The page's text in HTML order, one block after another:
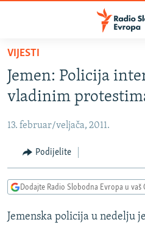
Pređite
glavni
sadržaj
na
navigaciju
Pređite
na
BOSNA I HERCEGOVINA
KOSOVO
CRNA GORA
VIDEO
FOTOGALERIJE
PODCASTI
RAT U UKRAJINI
VIJESTI
Jemen: Policija
vladinim
13. februar/veljača, 2011.
Podijelite
Dodajte Radio Slobodna Evropa u vaš
Jemenska policija u nedelju